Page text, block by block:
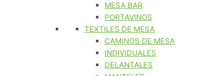
MESA BAR
PORTAVINOS
TEXTILES DE MESA
CAMINOS DE MESA
INDIVIDUALES
DELANTALES